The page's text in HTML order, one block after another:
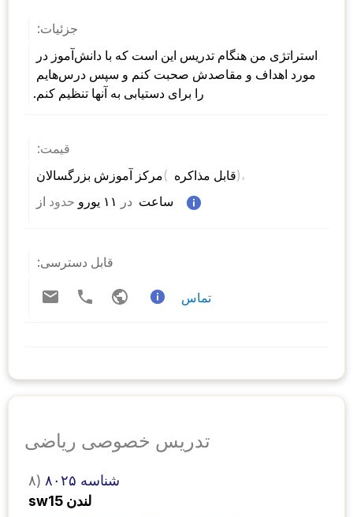
جزئیات:
استراتژی من هنگام تدریس این است که با دانش‌آموز در
را برای دستیابی به آنها تنظیم کنم.
قیمت:
مرکز آموزش بزرگسالان ( قابل مذاکره )،
از حدود در ساعت
قابل دسترسی:
تماس
تدریس خصوصی ریاضی
۸)
شناسه ۸۰۲۵
sw15 لندن